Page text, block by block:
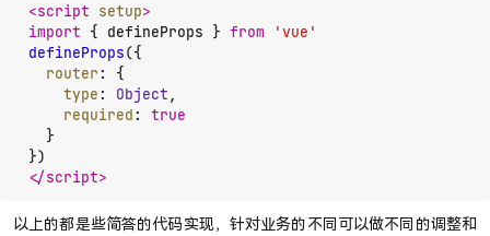
<script setup>
import { defineProps } from
'vue'
defineProps({
router: {
type: Object ,
required: true
  }
</script>
以上的都是些简答的代码实现，针对业务的不同可以做不同的调整和